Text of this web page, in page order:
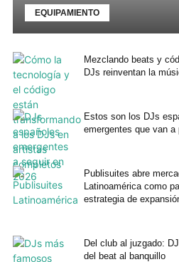
EQUIPAMIENTO
Mezclando beats y
DJs reinventan la
Estos son los DJs
emergentes que van a
Publisuites abre
Latinoamérica como
estrategia de
Del club al juzgado:
del beat al banquillo